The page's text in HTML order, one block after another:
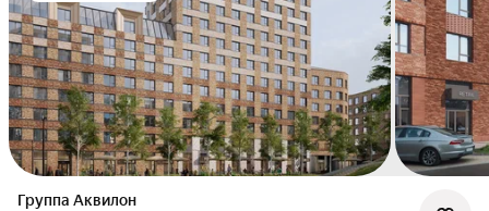
Группа Аквилон